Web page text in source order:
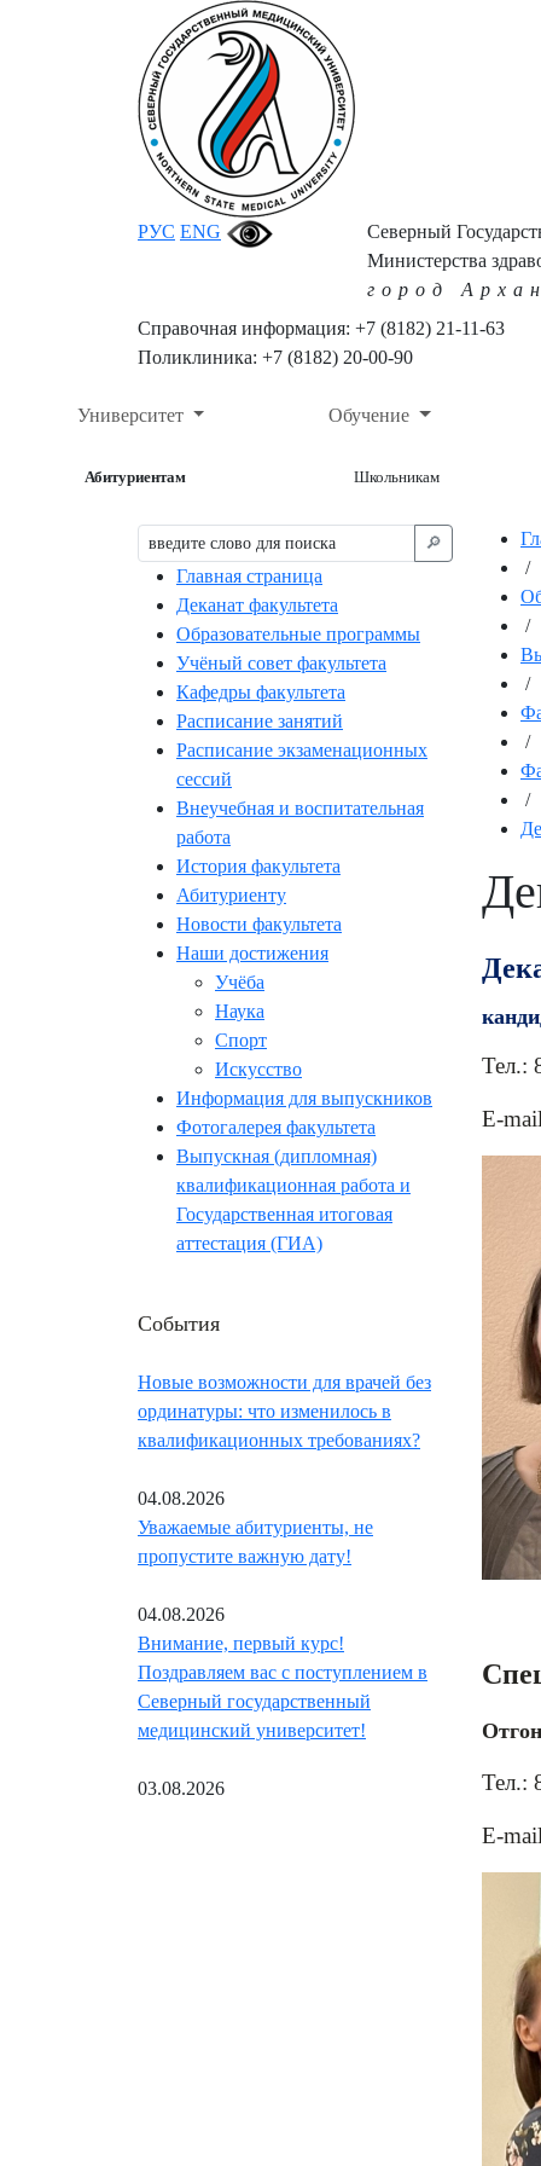
РУС ENG
Северный
Министерства
город
Справочная информация: +7 (8182) 21-11-63
Поликлиника: +7 (8182) 20-00-90
Университет Обучение
Абитуриентам Школьникам
🔎︎
Главная страница
Деканат факультета
Образовательные программы
Учёный совет факультета
Кафедры факультета
Расписание занятий
Расписание экзаменационных
сессий
Внеучебная и воспитательная
работа
История факультета
Абитуриенту
Новости факультета
Наши достижения
Учёба
Наука
Спорт
Искусство
Информация для выпускников
Фотогалерея факультета
Выпускная (дипломная)
квалификационная работа и
Государственная итоговая
аттестация (ГИА)
События
Новые возможности для врачей без
ординатуры: что изменилось в
квалификационных требованиях?
04.08.2026
Уважаемые абитуриенты, не
пропустите важную дату!
04.08.2026
Внимание, первый курс!
Поздравляем вас с поступлением в
Северный государственный
медицинский университет!
03.08.2026
/
/
/
/
/
Тел.:
E-
Тел.:
E-